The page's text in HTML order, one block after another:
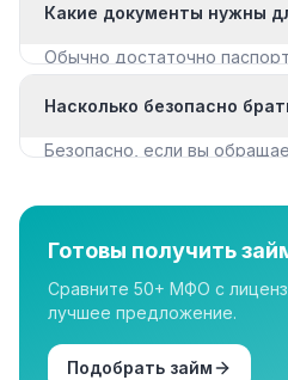
с плохой КИ».
Какие документы нужны
Обычно достаточно
документы для крупных
Насколько безопасно
Безопасно, если вы
организации в нашем
Готовы получить
Сравните 50+ МФО с
лучшее предложение.
Подобрать займ